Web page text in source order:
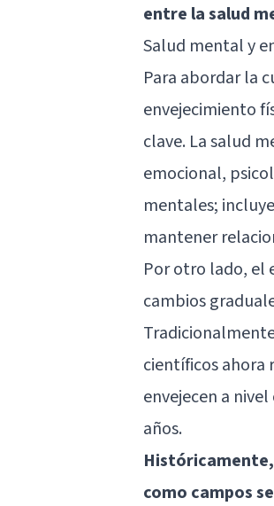
entre la salud
Salud mental y
Para abordar la
envejecimiento
clave. La salud
emocional,
mentales;
mantener
Por otro lado, el
cambios
científicos ahora
envejecen a
años.
como campos